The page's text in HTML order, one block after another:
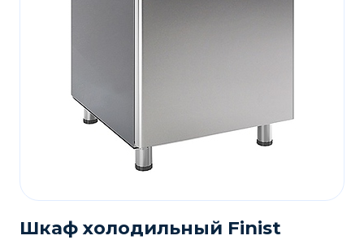
Шкаф холодильный Finist